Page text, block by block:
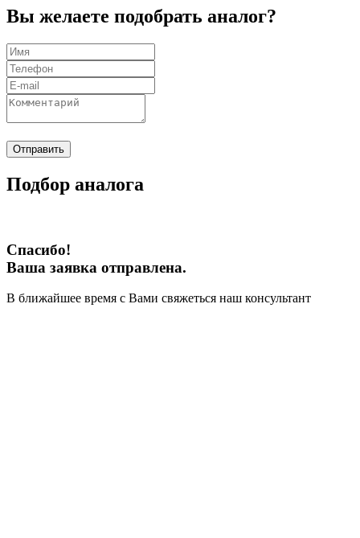
Вы желаете подобрать аналог?
Отправить
Подбор аналога
Спасибо!
Ваша заявка отправлена.
В ближайшее время с Вами свяжеться наш консультант